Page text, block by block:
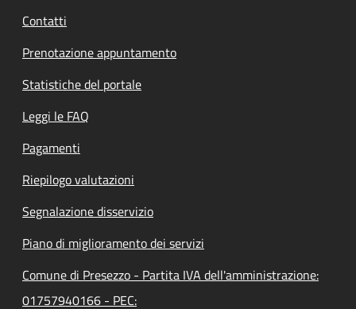
Contatti
Prenotazione appuntamento
Statistiche del portale
Leggi le FAQ
Pagamenti
Riepilogo valutazioni
Segnalazione disservizio
Piano di miglioramento dei servizi
Comune di Presezzo - Partita IVA dell'amministrazione:
01757940166 - PEC: